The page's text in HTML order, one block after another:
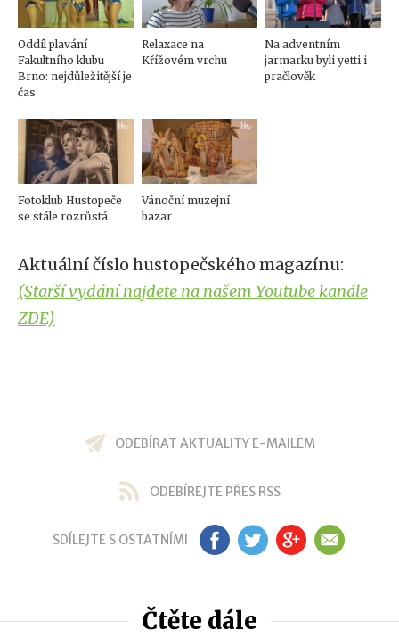
Oddíl plavání
Fakultního klubu
Brno: nejdůležitější je
čas
Relaxace na
Křížovém vrchu
Na adventním
jarmarku byli yetti i
pračlověk
Fotoklub Hustopeče
se stále rozrůstá
Vánoční muzejní
bazar
Aktuální číslo hustopečského magazínu:
(Starší vydání najdete na našem Youtube kanále
ZDE)
ODEBÍRAT AKTUALITY E-MAILEM
ODEBÍREJTE PŘES RSS
SDÍLEJTE S OSTATNÍMI FB TW GP EM
Čtěte dále